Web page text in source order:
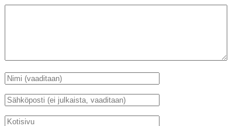
Nimi
*
Sähköposti
*
Kotisivu